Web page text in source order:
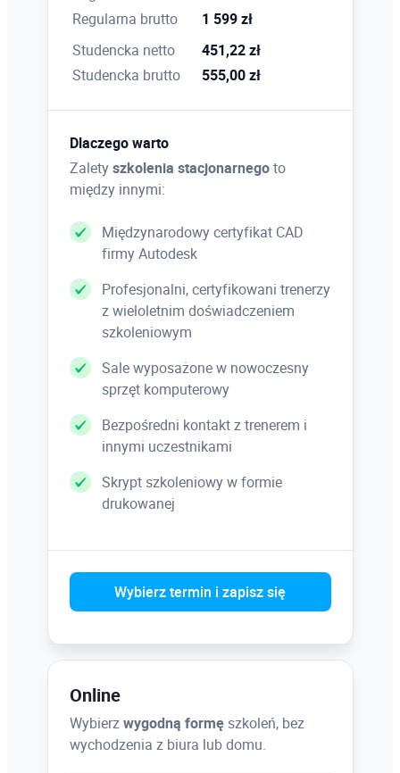
konwertowanie baz danych
Narzędzia zarządzania
Konfiguracja ustawień domyślnych programu –
dostosowanie narzędzi programu do
konkretnych wymagań, edytor tablic, edytor
elementów złącznych, dostosowanie palet
narzędzi Advance Steel
Struktura szablonów rysunkowych, tworzenie
ramki i tabelki rysunkowej, atrybuty i odsyłacze,
ustawienia rozmieszczenia detali na arkuszu
Menadżer stylów rysowania
Zawartość stylów rysowania, prezentacja
obiektów na rysunkach, etykiety, wymiary,
modyfikacja ustawień standardowych,
tworzenie własnych stylów rysunkowych
Menadżer procesów rysowania
Ustawienia szablonowego generowania
dokumentacji rysunkowej
Narzędzia edytora zewnętrznych zestawień
Regularna brutto
1 599 zł
Studencka netto
451,22 zł
Studencka brutto
555,00 zł
Dlaczego warto
Zaletyszkolenia stacjonarnegoto
między innymi:
Międzynarodowy certyfikat CAD
firmy Autodesk
Profesjonalni, certyfikowani trenerzy
z wieloletnim doświadczeniem
szkoleniowym
Sale wyposażone w nowoczesny
sprzęt komputerowy
Bezpośredni kontakt z trenerem i
innymi uczestnikami
Skrypt szkoleniowy w formie
drukowanej
Wybierz termin i zapisz się
Online
Wybierzwygodną formęszkoleń, bez
wychodzenia z biura lub domu.